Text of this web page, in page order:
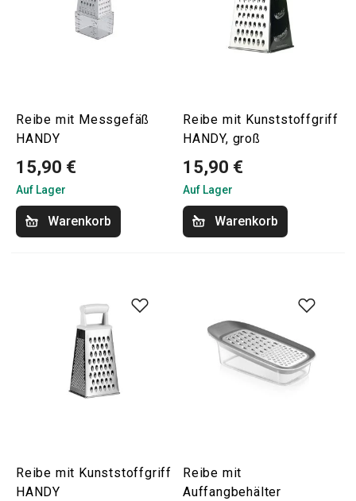
Reibe mit Messgefäß
HANDY
15,90 €
Auf Lager
Warenkorb
Reibe mit Kunststoffgriff
HANDY, groß
15,90 €
Auf Lager
Warenkorb
Reibe mit Kunststoffgriff
HANDY
Reibe mit
Auffangbehälter